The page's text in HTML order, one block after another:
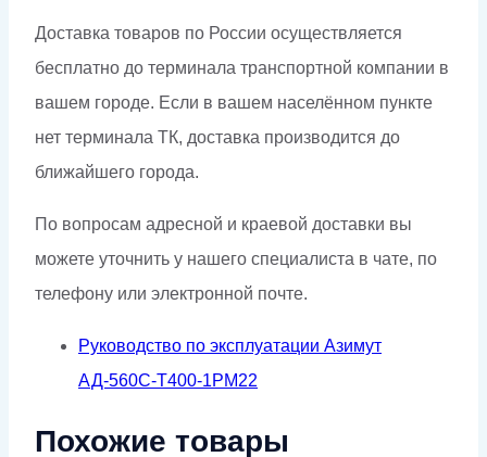
Доставка товаров по России осуществляется
бесплатно до терминала транспортной компании в
вашем городе. Если в вашем населённом пункте
нет терминала ТК, доставка производится до
ближайшего города.
По вопросам адресной и краевой доставки вы
можете уточнить у нашего специалиста в чате, по
телефону или электронной почте.
Руководство по эксплуатации Азимут
АД-560С-Т400-1РМ22
Похожие товары